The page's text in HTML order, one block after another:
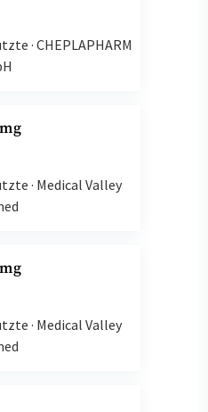
· CHEPLAPHARM
· Medical Valley
· Medical Valley